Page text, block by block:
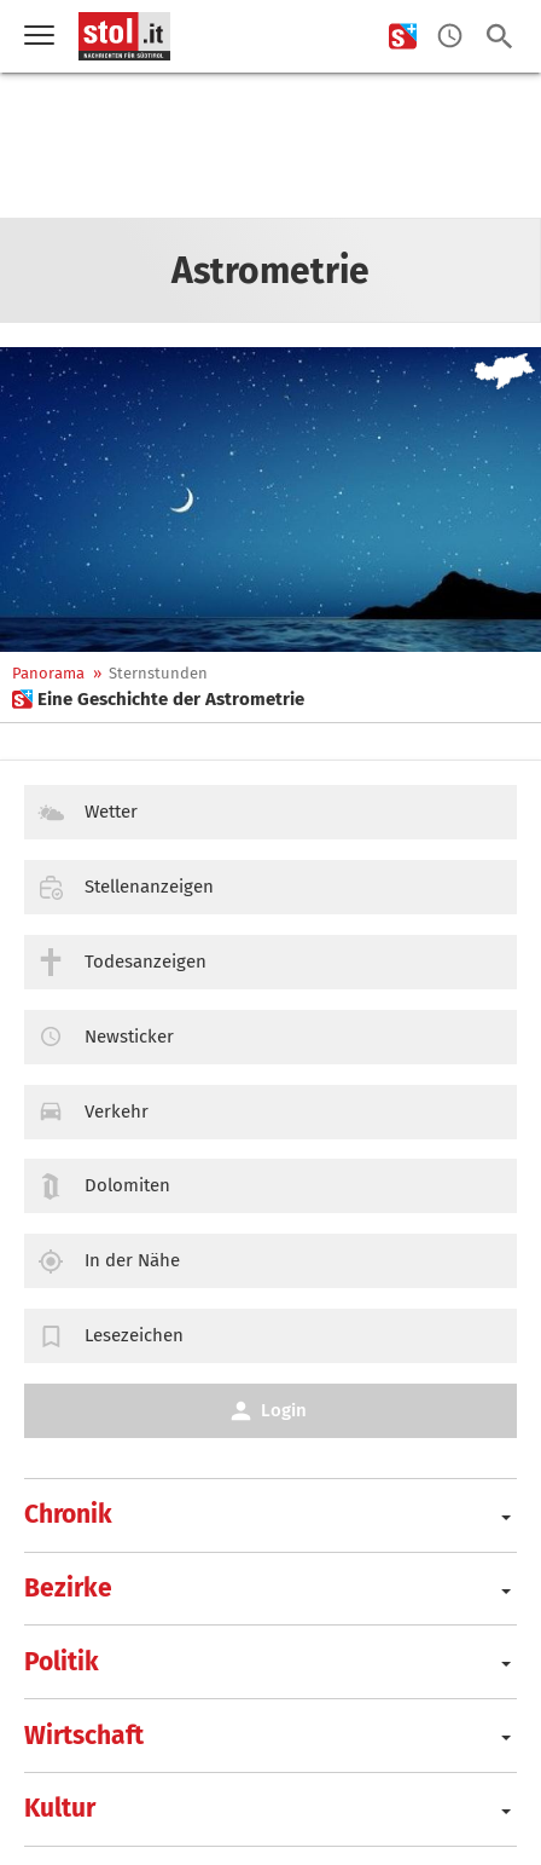
Astrometrie
Panorama » Sternstunden
 Eine Geschichte der Astrometrie
Chronik
Bezirke
Politik
Wirtschaft
Kultur
Wetter
Stellenanzeigen
Todesanzeigen
Newsticker
Verkehr
Dolomiten
In der Nähe
Lesezeichen
Login